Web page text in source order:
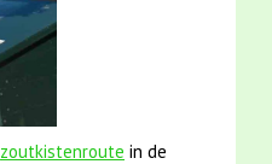
zoutkistenroute in de